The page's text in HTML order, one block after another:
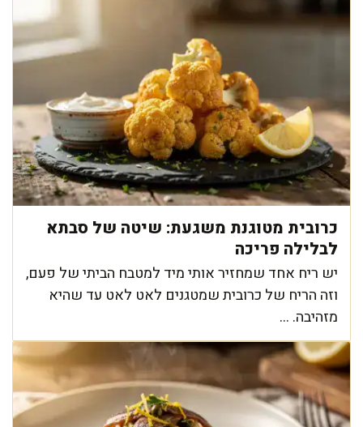
כרובית מטוגנת משגעת: שיטה של סבתא
לבלילה פריכה
יש ריח אחד שמחזיר אותי מיד למטבח הביתי של פעם,
וזה הריח של כרובית שמטגנים לאט לאט עד שהיא
מזהיבה. ...